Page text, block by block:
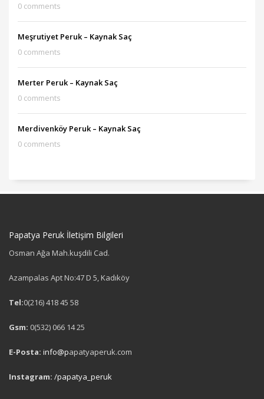
0 comments
Meşrutiyet Peruk – Kaynak Saç
0 comments
Merter Peruk – Kaynak Saç
0 comments
Merdivenköy Peruk – Kaynak Saç
0 comments
Papatya Peruk İletişim Bilgileri
Osman Ağa Mah.kuşdili Cad.
Azampalas Apt No:47 D 5, Kadıköy
Tel:0(216) 418 45 58
Gsm: 0(532) 066 14 25
E-Posta: info@papatyaperuk.com
Instagram: /papatya_peruk